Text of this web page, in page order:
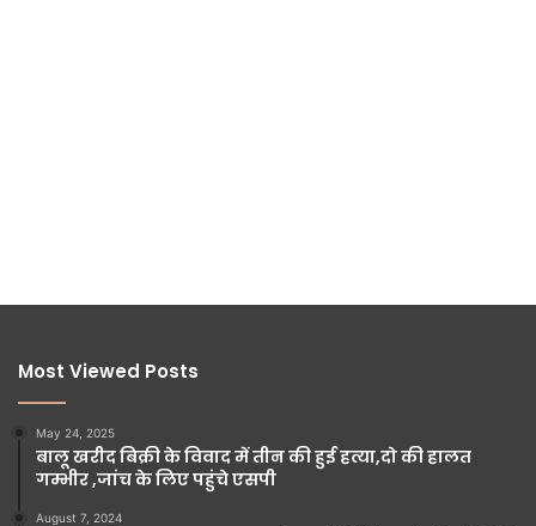
Most Viewed Posts
May 24, 2025
बालू खरीद बिक्री के विवाद में तीन की हुई हत्या,दो की हालत
गम्भीर ,जांच के लिए पहुंचे एसपी
August 7, 2024